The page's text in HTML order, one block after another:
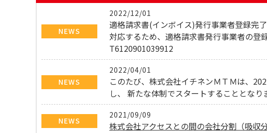
NEWS
2022/12/01
適格請求書(インボイス)発行事業者登録完
対応するため、適格請求書発行事業者の
T6120901039912
NEWS
2022/04/01
このたび、株式会社イチネンＭＴＭは、
し、 新たな体制でスタートすることとなり
NEWS
2021/09/09
株式会社アクセスとの間の会社分割（吸収